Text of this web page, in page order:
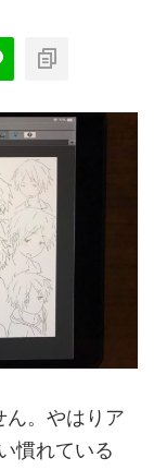
ん。やはりア
慣れている